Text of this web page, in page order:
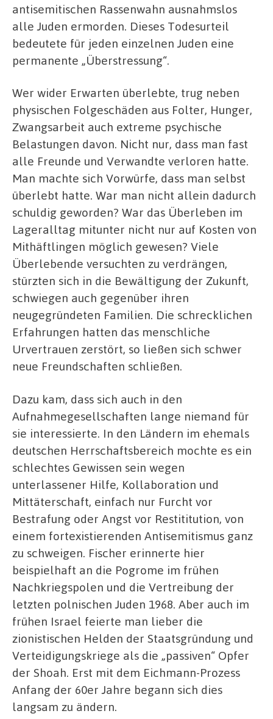
antisemitischen Rassenwahn ausnahmslos
alle Juden ermorden. Dieses Todesurteil
bedeutete für jeden einzelnen Juden eine
permanente „Überstressung“.
Wer wider Erwarten überlebte, trug neben
physischen Folgeschäden aus Folter, Hunger,
Zwangsarbeit auch extreme psychische
Belastungen davon. Nicht nur, dass man fast
alle Freunde und Verwandte verloren hatte.
Man machte sich Vorwürfe, dass man selbst
überlebt hatte. War man nicht allein dadurch
schuldig geworden? War das Überleben im
Lageralltag mitunter nicht nur auf Kosten von
Mithäftlingen möglich gewesen? Viele
Überlebende versuchten zu verdrängen,
stürzten sich in die Bewältigung der Zukunft,
schwiegen auch gegenüber ihren
neugegründeten Familien. Die schrecklichen
Erfahrungen hatten das menschliche
Urvertrauen zerstört, so ließen sich schwer
neue Freundschaften schließen.
Dazu kam, dass sich auch in den
Aufnahmegesellschaften lange niemand für
sie interessierte. In den Ländern im ehemals
deutschen Herrschaftsbereich mochte es ein
schlechtes Gewissen sein wegen
unterlassener Hilfe, Kollaboration und
Mittäterschaft, einfach nur Furcht vor
Bestrafung oder Angst vor Restititution, von
einem fortexistierenden Antisemitismus ganz
zu schweigen. Fischer erinnerte hier
beispielhaft an die Pogrome im frühen
Nachkriegspolen und die Vertreibung der
letzten polnischen Juden 1968. Aber auch im
frühen Israel feierte man lieber die
zionistischen Helden der Staatsgründung und
Verteidigungskriege als die „passiven“ Opfer
der Shoah. Erst mit dem Eichmann-Prozess
Anfang der 60er Jahre begann sich dies
langsam zu ändern.